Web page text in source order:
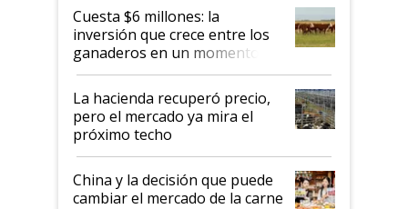
Cuesta $6 millones: la
inversión que crece entre los
ganaderos en un momento
histórico para la actividad
La hacienda recuperó precio,
pero el mercado ya mira el
próximo techo
China y la decisión que puede
cambiar el mercado de la carne